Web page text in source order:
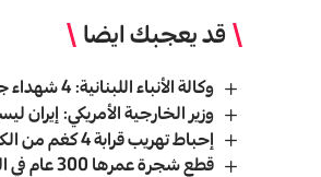
قد يعجبك ايضا
وكالة الأنباء اللبنانية: 4 شهداء جراء عدوان صهيوني في مجدل عنجر بالبقاع
وزير الخارجية الأمريكي:
إحباط تهريب قرابة 4 كغم من الكريستال المخدرة بمنفذ الشلامجة
قطع شجرة عمرها 300 عام في السليمانية والشرطة تلاحق الفاعل